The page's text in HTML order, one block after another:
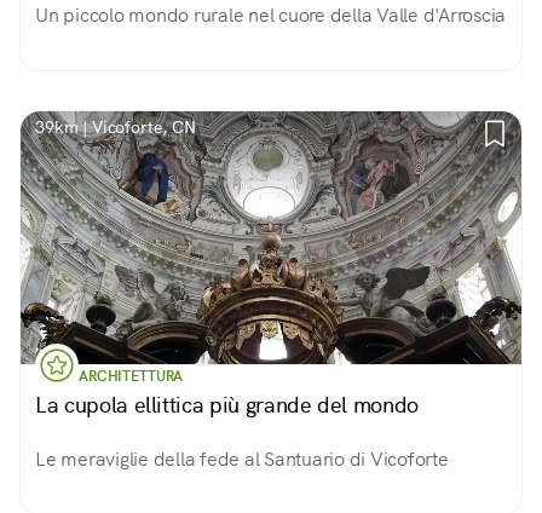
Un piccolo mondo rurale nel cuore della Valle d'Arroscia
39km | Vicoforte, CN
ARCHITETTURA
La cupola ellittica più grande del mondo
Le meraviglie della fede al Santuario di Vicoforte